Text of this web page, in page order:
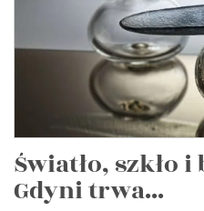
Światło, szkło
Gdyni trwa...